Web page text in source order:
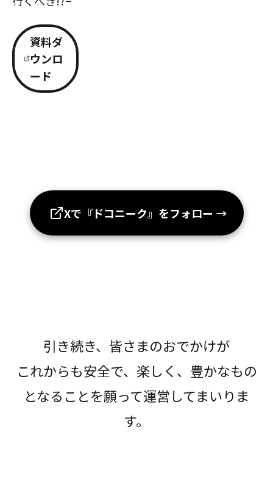
資料ダ
ウンロ
ード
Xで『ドコニーク』をフォロー →
引き続き、皆さまのおでかけが
これからも安全で、楽しく、豊かなもの
となることを願って運営してまいりま
す。